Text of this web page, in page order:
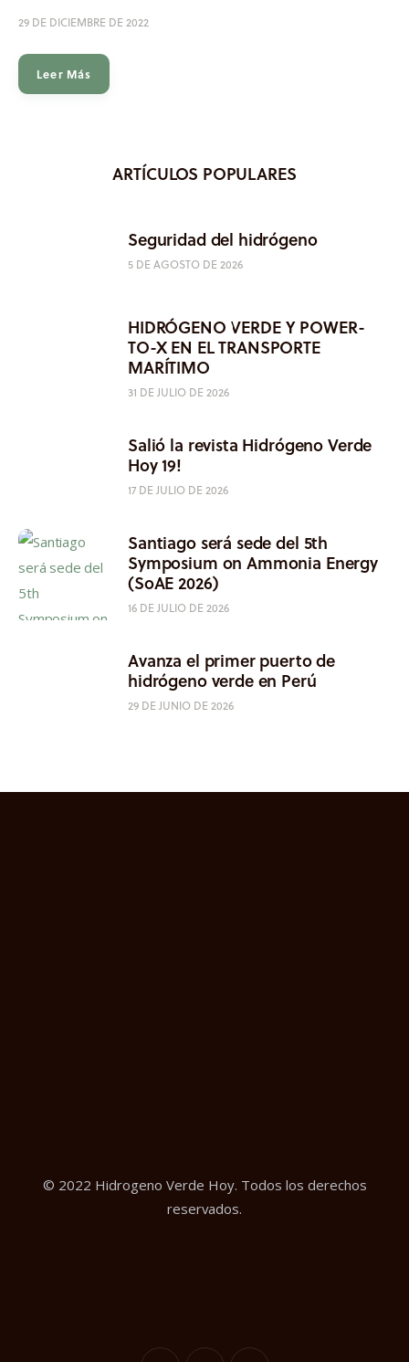
29 DE DICIEMBRE DE 2022
Leer Más
ARTÍCULOS POPULARES
Seguridad del hidrógeno
5 DE AGOSTO DE 2026
HIDRÓGENO VERDE Y POWER-
TO-X EN EL TRANSPORTE
MARÍTIMO
31 DE JULIO DE 2026
Salió la revista Hidrógeno Verde
Hoy 19!
17 DE JULIO DE 2026
Santiago será sede del 5th
Symposium on Ammonia Energy
(SoAE 2026)
16 DE JULIO DE 2026
Avanza el primer puerto de
hidrógeno verde en Perú
29 DE JUNIO DE 2026
© 2022 Hidrogeno Verde Hoy. Todos los derechos
reservados.